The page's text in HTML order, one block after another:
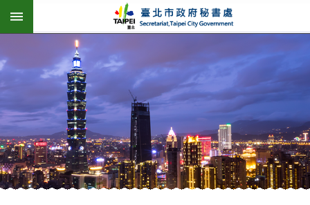
跳到主要內容區塊